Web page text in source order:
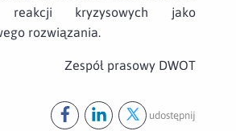
kryzysowych jako
rozwiązania.
Zespół prasowy DWOT
udostępnij